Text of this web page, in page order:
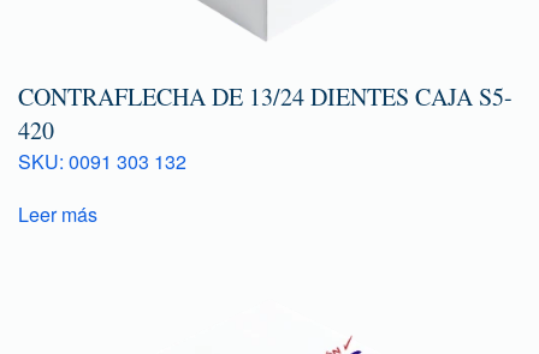
CONTRAFLECHA DE 13/24 DIENTES CAJA S5-
420
SKU: 0091 303 132
Leer más